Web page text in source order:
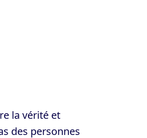
la vérité et
des personnes